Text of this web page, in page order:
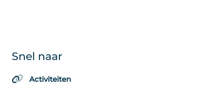
Snel naar
Activiteiten